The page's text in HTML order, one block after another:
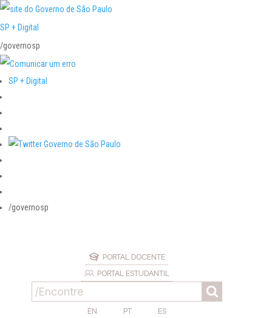
SP + Digital
/governosp
SP + Digital
/governosp
PORTAL DOCENTE
PORTAL ESTUDANTIL
EN PT ES